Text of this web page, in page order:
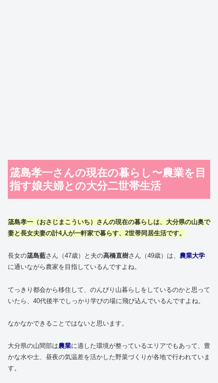
筬島孝一さんの現在の暮らし〜農業を目
指す娘夫婦との大分二世帯生活
筬島孝一（おさじまこういち）さんの現在の暮らしは、大分県の山奥で
妻と長女夫妻の計4人が一軒家で暮らす、2世帯同居生活です。
長女の筬島藍さん（47歳）と夫の高橋直樹さん（49歳）は、 農業大学
に通いながら農家を目指しているんですよね。
てっきり都会から移住して、のんびり山暮らしをしているのかと思って
いたら、40代後半でしっかり学びの場に飛び込んでいるんですよね。
なかなかできることではないと思います。
大分県の山間部は農業に適した環境が整っているエリアでもあって、豊
かな水や土、昼夜の気温差を活かした野菜づくりが各地で行われていま
す。